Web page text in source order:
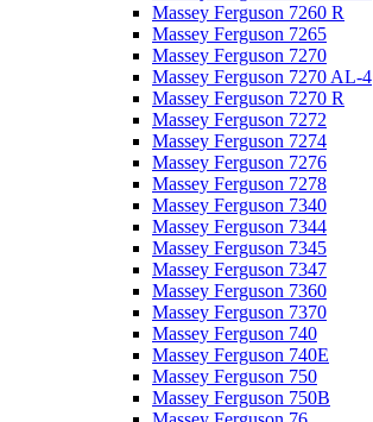
Massey Ferguson 7260 R
Massey Ferguson 7265
Massey Ferguson 7270
Massey Ferguson 7270 AL-4
Massey Ferguson 7270 R
Massey Ferguson 7272
Massey Ferguson 7274
Massey Ferguson 7276
Massey Ferguson 7278
Massey Ferguson 7340
Massey Ferguson 7344
Massey Ferguson 7345
Massey Ferguson 7347
Massey Ferguson 7360
Massey Ferguson 7370
Massey Ferguson 740
Massey Ferguson 740E
Massey Ferguson 750
Massey Ferguson 750B